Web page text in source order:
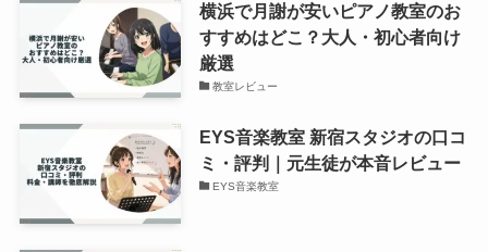
横浜で月謝が安いピアノ教室のお
すすめはどこ？大人・初心者向け
厳選
教室レビュー
EYS音楽教室 新宿スタジオの口コ
ミ・評判｜元生徒が本音レビュー
EYS音楽教室